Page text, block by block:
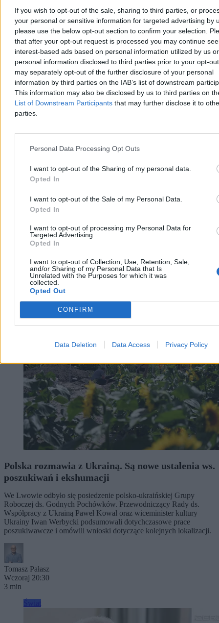
If you wish to opt-out of the sale, sharing to third parties, or
your personal or sensitive information for targeted advertising by
please use the below opt-out section to confirm your selection.
that after your opt-out request is processed you may continue
interest-based ads based on personal information utilized by us or
personal information disclosed to third parties prior to your opt-
may separately opt-out of the further disclosure of your personal
information by third parties on the IAB’s list of downstream
This information may also be disclosed by us to third parties on
List of Downstream Participants that may further disclose it to
parties.
Personal Data Processing Opt Outs
I want to opt-out of the Sharing of my personal data.
Opted In
I want to opt-out of the Sale of my Personal Data.
Opted In
I want to opt-out of processing my Personal Data for
Targeted Advertising.
Opted In
I want to opt-out of Collection, Use, Retention, Sale,
and/or Sharing of my Personal Data that Is
Unrelated with the Purposes for which it was
collected.
Opted Out
CONFIRM
Data Deletion Data Access Privacy Policy
Kłopoty rosyjskiej zbrojeniówki. Zamach na
twórcę fabryki dronów
W eksplozji samochodu pod Jekaterynburgiem ciężko ranny został
Władimir Tkaczuk, twórca fabryki Urałdronzawod dostarczającej
drony bojowe dla rosyjskiej armii. Biznesmen walczy o życie w
szpitalu, a jego kierowca zginął na miejscu. To kolejny atak na
osoby związane z wojną.
Tomasz Pałasz
Reklama
Reklama
Polska rozmawia z Ukrainą. Są nowe ustalenia ws.
poszukiwań i ekshumacji
We Lwowie odbyło się posiedzenie polsko-ukraińskiej Grupy
Roboczej ds. Godnych Pochówków. Przewodniczący Rady ds.
Współpracy z Ukrainą Paweł Kowal oraz wiceminister kultury
Ukrainy Iwan Werbycki podsumowali dotychczasowe prace
poszukiwawcze i omówili wnioski dotyczące kolejnych lokalizacji.
Tomasz Pałasz
Wczoraj 20:30
3 min